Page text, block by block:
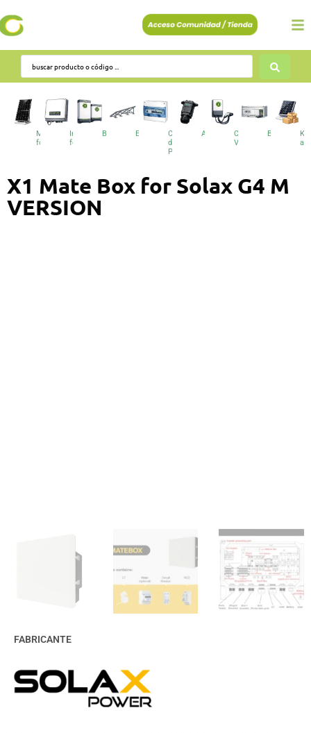
Módulos
fotovoltaicos
Inversores
fotovoltaicos
Baterías EstructurasCuadros
de
Protecciones
AccesoriosCargadores
VE
BESS
X1 Mate Box for Solax G4 M
VERSION
FABRICANTE